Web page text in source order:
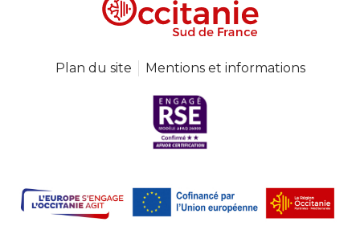
Plan du site Mentions et informations